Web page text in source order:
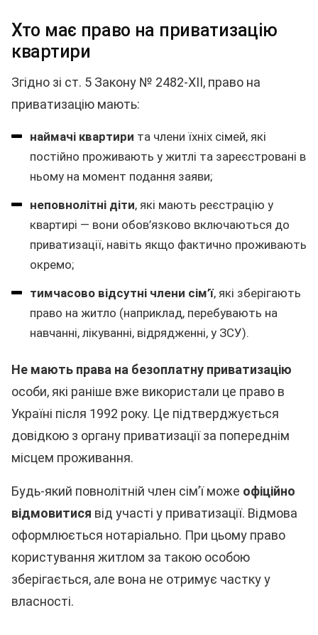
Хто має право на приватизацію
квартири
Згідно зі ст. 5 Закону № 2482-XII, право на
приватизацію мають:
наймачі квартири та члени їхніх сімей, які
постійно проживають у житлі та зареєстровані в
ньому на момент подання заяви;
неповнолітні діти, які мають реєстрацію у
квартирі — вони обов’язково включаються до
приватизації, навіть якщо фактично проживають
окремо;
тимчасово відсутні члени сім’ї, які зберігають
право на житло (наприклад, перебувають на
навчанні, лікуванні, відрядженні, у ЗСУ).
Не мають права на безоплатну приватизацію
особи, які раніше вже використали це право в
Україні після 1992 року. Це підтверджується
довідкою з органу приватизації за попереднім
місцем проживання.
Будь-який повнолітній член сім’ї може офіційно
відмовитися від участі у приватизації. Відмова
оформлюється нотаріально. При цьому право
користування житлом за такою особою
зберігається, але вона не отримує частку у
власності.